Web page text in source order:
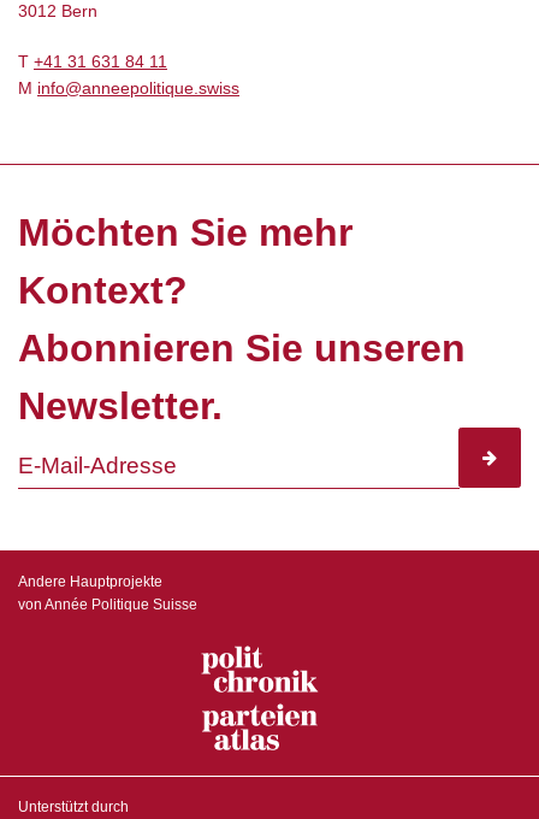
3012 Bern
T +41 31 631 84 11
M info@anneepolitique.swiss
Möchten Sie mehr
Kontext?
Abonnieren Sie unseren
Newsletter.
Andere Hauptprojekte
von Année Politique Suisse
Unterstützt durch